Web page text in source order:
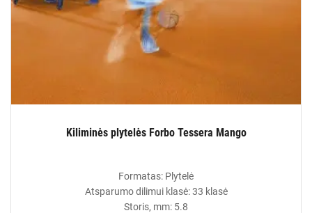
Kiliminės plytelės Forbo Tessera Mango
Formatas: Plytelė
Atsparumo dilimui klasė: 33 klasė
Storis, mm: 5.8